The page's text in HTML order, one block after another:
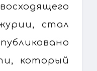
стал
который